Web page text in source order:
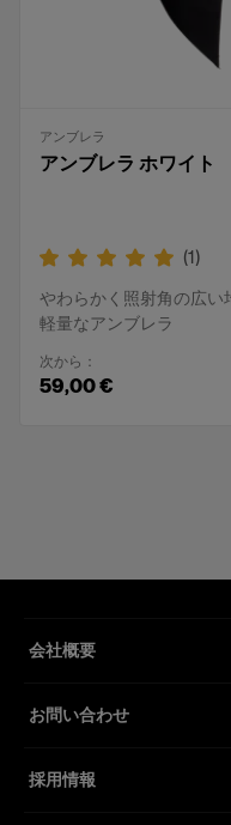
アンブレラ
アンブレラ ホワイト
(1)
やわらかく照射角の広い
軽量なアンブレラ
次から：
59,00 €
会社概要
お問い合わせ
採用情報